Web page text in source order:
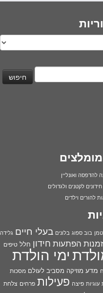
להדפסה ואונליין
לקטנים ולגדולים
להורים וילדים
בוב ספוג בלונים בעלי חיים גלידה
הפתעות חידון חלל טיפיםימי הולדת
מדע מוזיקה מסביב לעולם מסכות
עוגיות פיצה פעילות פרחים צלחת